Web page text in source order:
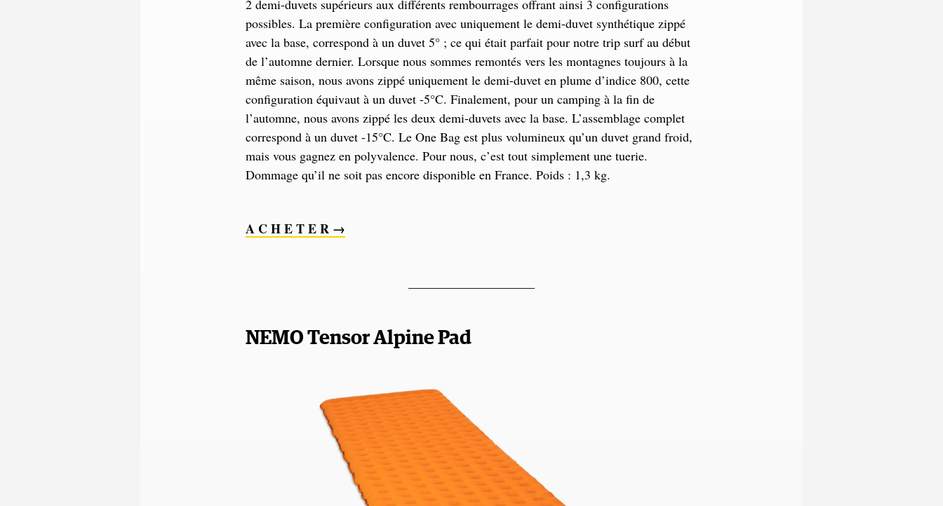
2 demi-duvets supérieurs aux différents rembourrages offrant ainsi 3 configurations
possibles. La première configuration avec uniquement le demi-duvet synthétique zippé
avec la base, correspond à un duvet 5° ; ce qui était parfait pour notre trip surf au début
de l’automne dernier. Lorsque nous sommes remontés vers les montagnes toujours à la
même saison, nous avons zippé uniquement le demi-duvet en plume d’indice 800, cette
configuration équivaut à un duvet -5°C. Finalement, pour un camping à la fin de
l’automne, nous avons zippé les deux demi-duvets avec la base. L’assemblage complet
correspond à un duvet -15°C. Le One Bag est plus volumineux qu’un duvet grand froid,
mais vous gagnez en polyvalence. Pour nous, c’est tout simplement une tuerie.
Dommage qu’il ne soit pas encore disponible en France. Poids : 1,3 kg.
A C H E T E R →
NEMO Tensor Alpine Pad